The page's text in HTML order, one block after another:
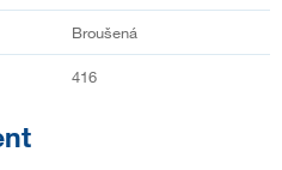
Broušená
416